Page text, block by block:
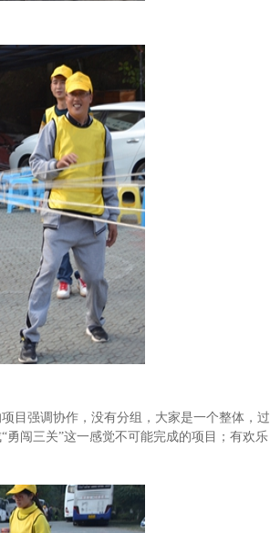
目强调协作，没有分组，大家是一个整体，
闯三关”这一感觉不可能完成的项目；有欢